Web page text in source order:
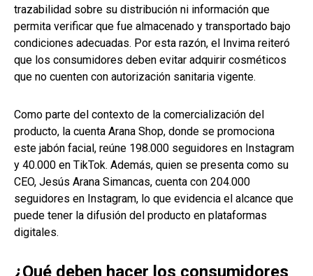
trazabilidad sobre su distribución ni información que
permita verificar que fue almacenado y transportado bajo
condiciones adecuadas. Por esta razón, el Invima reiteró
que los consumidores deben evitar adquirir cosméticos
que no cuenten con autorización sanitaria vigente.
Como parte del contexto de la comercialización del
producto, la cuenta Arana Shop, donde se promociona
este jabón facial, reúne 198.000 seguidores en Instagram
y 40.000 en TikTok. Además, quien se presenta como su
CEO, Jesús Arana Simancas, cuenta con 204.000
seguidores en Instagram, lo que evidencia el alcance que
puede tener la difusión del producto en plataformas
digitales.
¿Qué deben hacer los consumidores